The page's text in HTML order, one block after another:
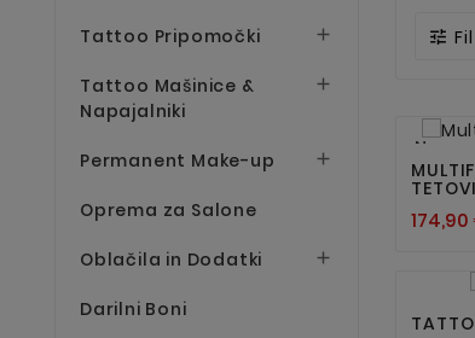
Tattoo Pripomočki 
Tattoo Mašinice &
Napajalniki

Permanent Make-up 
Oprema za Salone
Oblačila in Dodatki 
Darilni Boni

Nov